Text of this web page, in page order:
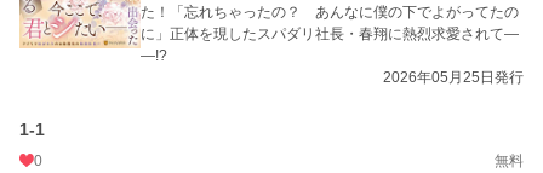
※※※※※※※※※※
ムーンライトノベルズ(小説家になろう)、ノベルピア及びpixivでも同様に連載し
Key Word***
愛
た！「忘れちゃったの？ あんなに僕の下でよがってたの
に」正体を現したスパダリ社長・春翔に熱烈求愛されて―
―!?
2026年05月25日発行
1-1
0 無料